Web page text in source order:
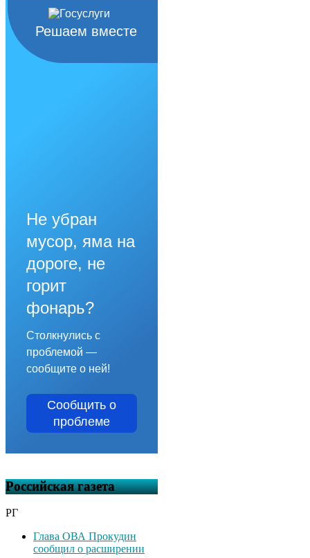
Решаем вместе
Не убран
мусор, яма на
дороге, не
горит
фонарь?
Столкнулись с
проблемой —
сообщите о ней!
Сообщить о
проблеме
Российская газета
РГ
Глава ОВА Прокудин
сообщил о расширении